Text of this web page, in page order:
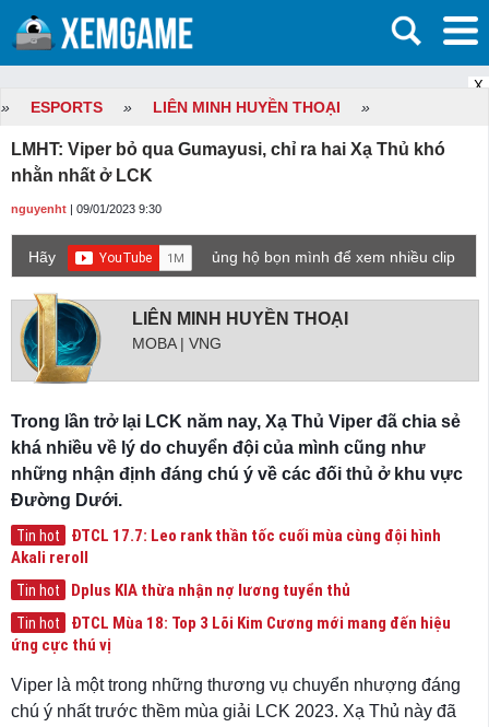
X
» ESPORTS » LIÊN MINH HUYỀN THOẠI »
LMHT: Viper bỏ qua Gumayusi, chỉ ra hai Xạ Thủ khó
nhằn nhất ở LCK
nguyenht | 09/01/2023 9:30
Hãy
ủng hộ bọn mình để xem nhiều clip
LIÊN MINH HUYỀN THOẠI
MOBA | VNG
Trong lần trở lại LCK năm nay, Xạ Thủ Viper đã chia sẻ
khá nhiều về lý do chuyển đội của mình cũng như
những nhận định đáng chú ý về các đối thủ ở khu vực
Đường Dưới.
Tin hot
ĐTCL 17.7: Leo rank thần tốc cuối mùa cùng đội hình
Akali reroll
Tin hot Dplus KIA thừa nhận nợ lương tuyển thủ
Tin hot
ĐTCL Mùa 18: Top 3 Lõi Kim Cương mới mang đến hiệu
ứng cực thú vị
Viper là một trong những thương vụ chuyển nhượng đáng
chú ý nhất trước thềm mùa giải LCK 2023. Xạ Thủ này đã